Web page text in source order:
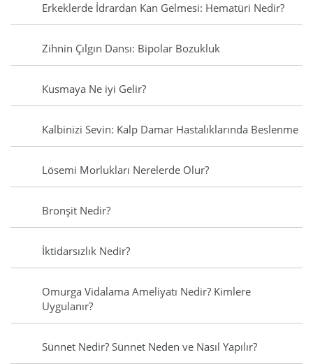
Erkeklerde İdrardan Kan Gelmesi: Hematüri Nedir?
Zihnin Çılgın Dansı: Bipolar Bozukluk
Kusmaya Ne iyi Gelir?
Kalbinizi Sevin: Kalp Damar Hastalıklarında Beslenme
Lösemi Morlukları Nerelerde Olur?
Bronşit Nedir?
İktidarsızlık Nedir?
Omurga Vidalama Ameliyatı Nedir? Kimlere
Uygulanır?
Sünnet Nedir? Sünnet Neden ve Nasıl Yapılır?